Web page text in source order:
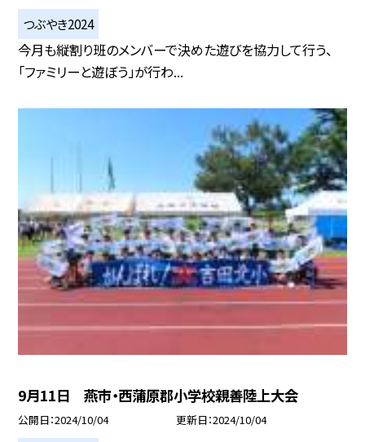
つぶやき2024
今月も縦割り班のメンバーで決めた遊びを協力して行う、
「ファミリーと遊ぼう」が行わ...
9月11日 燕市・西蒲原郡小学校親善陸上大会
公開日 2024/10/04 更新日 2024/10/04